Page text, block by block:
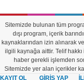
Sitemizde bulunan tüm
dışı program, içerik
kaynaklarından izin alınarak
ilgili kaynağa aittir. Telif
haber gerekli işlemden
Sitemizde yer alan içerikler
KAYIT OL
GİRİŞ YAP